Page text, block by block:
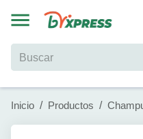
Inicio / Productos /